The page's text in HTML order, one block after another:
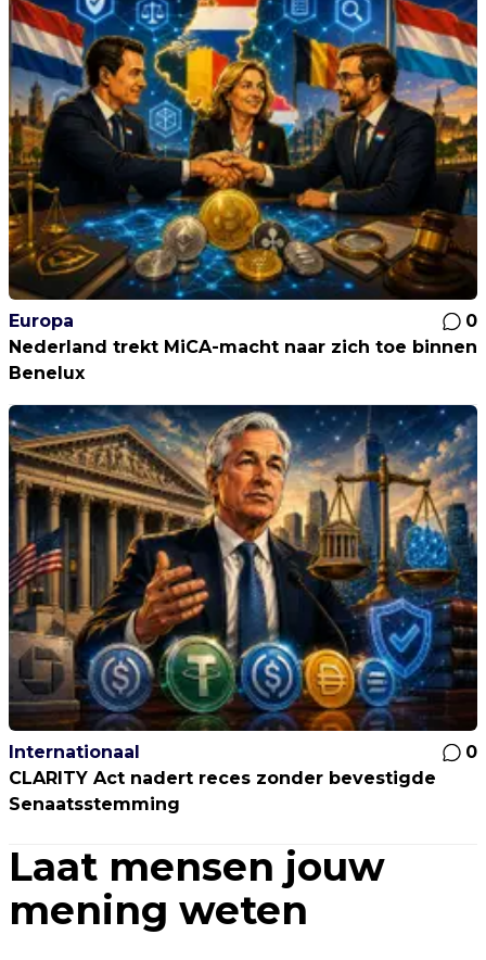
Europa
0
Nederland trekt MiCA-macht naar zich toe binnen
Benelux
Internationaal
0
CLARITY Act nadert reces zonder bevestigde
Senaatsstemming
Laat mensen jouw
mening weten